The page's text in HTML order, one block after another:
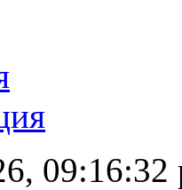
09:16:32